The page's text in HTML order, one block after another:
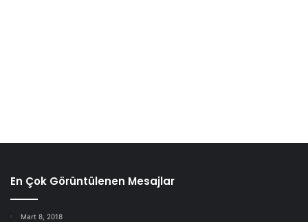
En Çok Görüntülenen Mesajlar
Mart 8, 2018